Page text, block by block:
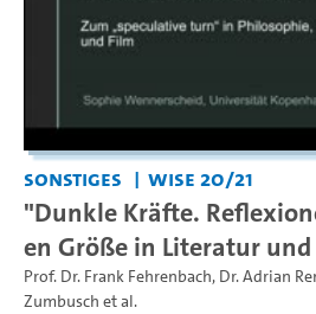
Sonstiges WiSe 20/21
"Dunkle Kräfte.
en Größe in Literatur
Prof. Dr. Frank Fehrenbach, Dr. Adrian
Zumbusch et al.